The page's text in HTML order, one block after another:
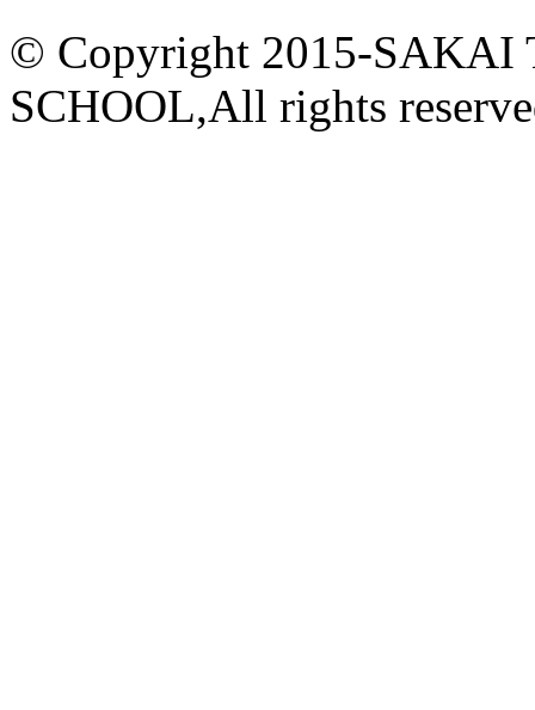
© Copyright 2015-SAKAI
SCHOOL,All rights